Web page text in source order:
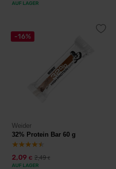
AUF LAGER
-16%
Weider
32% Protein Bar 60 g
2,09 € 2,49€
AUF LAGER